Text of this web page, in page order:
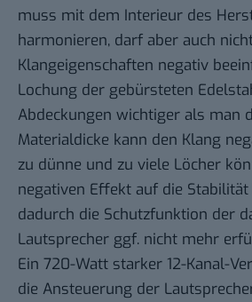
muss mit dem Interieur des
harmonieren, darf aber auch
Klangeigenschaften negativ
Lochung der gebürsteten
Abdeckungen wichtiger als man
Materialdicke kann den Klang
zu dünne und zu viele Löcher
negativen Effekt auf die
dadurch die Schutzfunktion der
Lautsprecher ggf. nicht mehr
Ein 720-Watt starker 12-Kanal-
die Ansteuerung der